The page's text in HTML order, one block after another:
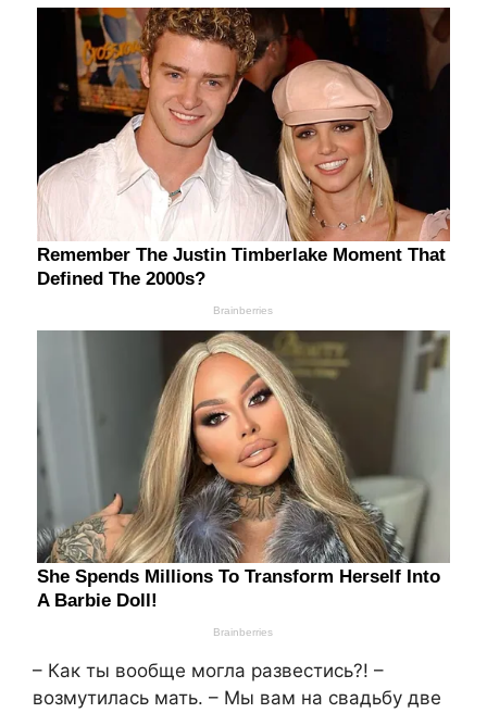
– Как ты вообще могла развестись?! –
возмутилась мать. – Мы вам на свадьбу две